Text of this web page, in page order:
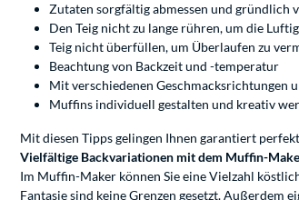
Zutaten sorgfältig abmessen und gründlich
Den Teig nicht zu lange rühren, um die
Teig nicht überfüllen, um Überlaufen zu
Beachtung von Backzeit und -temperatur
Mit verschiedenen Geschmacksrichtungen
Muffins individuell gestalten und kreativ
Mit diesen Tipps gelingen Ihnen garantiert
Vielfältige Backvariationen mit dem Muffin-
Im Muffin-Maker können Sie eine Vielzahl
Fantasie sind keine Grenzen gesetzt.